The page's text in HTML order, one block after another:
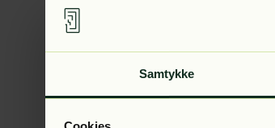
Samtykke